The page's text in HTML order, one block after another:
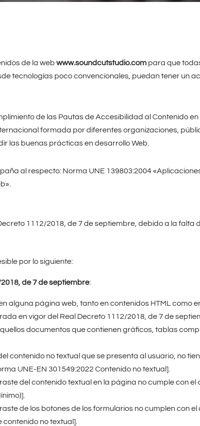
de la web www.soundcutstudio.com para que
tecnologías poco convencionales, puedan tener un
de las Pautas de Accesibilidad al Contenido
formada por diferentes organizaciones,
las buenas prácticas en desarrollo Web.
al respecto: Norma UNE 139803:2004
1112/2018, de 7 de septiembre, debido a la
por lo siguiente:
de 7 de septiembre:
alguna página web, tanto en contenidos HTML como
en vigor del Real Decreto 1112/2018, de 7 de
documentos que contienen gráficos, tablas
contenido no textual que se presenta al usuario, no
UNE-EN 301549:2022 Contenido no textual].
del contenido textual en la página no cumple con el
de los botones de los formularios no cumplen con
no textual].